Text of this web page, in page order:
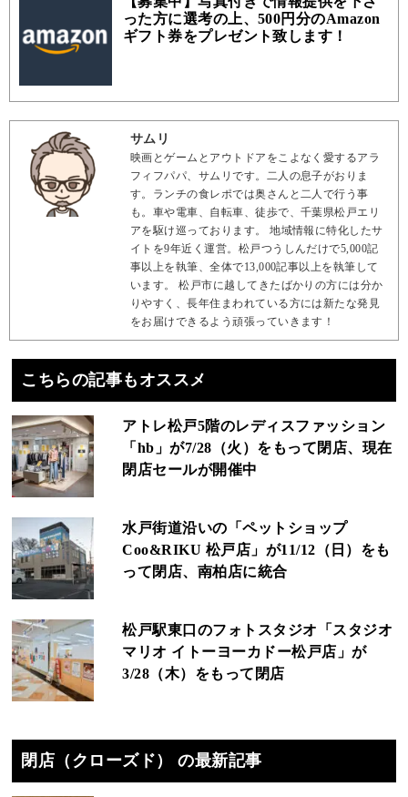
った方に選考の上、500円分のAmazon
ギフト券をプレゼント致します！
サムリ
映画とゲームとアウトドアをこよなく愛するアラ
フィフパパ、サムリです。二人の息子がおりま
す。ランチの食レポでは奥さんと二人で行う事
も。車や電車、自転車、徒歩で、千葉県松戸エリ
アを駆け巡っております。 地域情報に特化したサ
イトを9年近く運営。松戸つうしんだけで5,000記
事以上を執筆、全体で13,000記事以上を執筆して
います。 松戸市に越してきたばかりの方には分か
りやすく、長年住まわれている方には新たな発見
をお届けできるよう頑張っていきます！
こちらの記事もオススメ
アトレ松戸5階のレディスファッション
「hb」が7/28（火）をもって閉店、現在
閉店セールが開催中
水戸街道沿いの「ペットショップ
Coo&RIKU 松戸店」が11/12（日）をも
って閉店、南柏店に統合
松戸駅東口のフォトスタジオ「スタジオ
マリオ イトーヨーカドー松戸店」が
3/28（木）をもって閉店
閉店（クローズド） の最新記事